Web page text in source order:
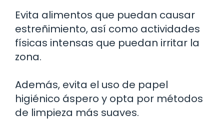
Evita alimentos que puedan causar
estreñimiento, así como actividades
físicas intensas que puedan irritar la
zona.
Además, evita el uso de papel
higiénico áspero y opta por métodos
de limpieza más suaves.